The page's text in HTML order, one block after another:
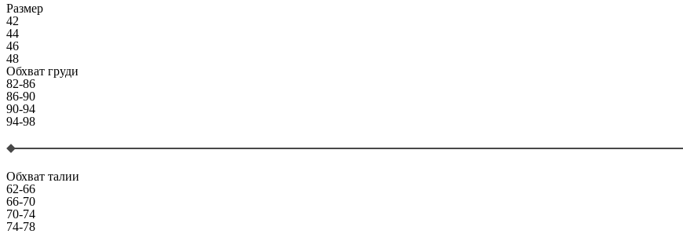
Размер
42
44
46
48
Обхват груди
82-86
86-90
90-94
94-98
Обхват талии
62-66
66-70
70-74
74-78